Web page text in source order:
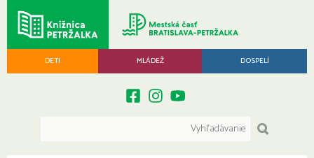
DETI MLÁDEŽ DOSPELÍ